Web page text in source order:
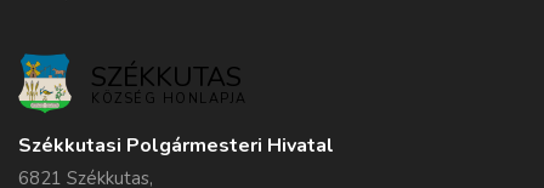
SZÉKKUTAS
KÖZSÉG HONLAPJA
Székkutasi Polgármesteri Hivatal
6821 Székkutas,